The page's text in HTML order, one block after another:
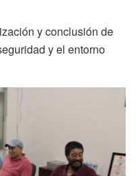
y conclusión de
y el entorno